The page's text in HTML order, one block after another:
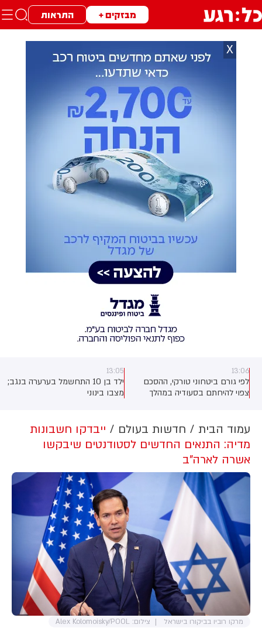
מבזקים + התראות
X
13:06
לפי גורם ביטחוני טורקי, ההסכם
צפוי להיחתם בסעודיה במהלך
ארדואן וראש ממשלת פקיסטן,
שהבז שריף
13:05
ילד בן 10 התחשמל בערערה בנגב;
מצבו בינוני
עמוד הבית חדשות בעולם
ייבדקו חשבונות
מדיה: התנאים החדשים לסטודנטים שיבקשו
אשרה לארה"ב
מרקו רוביו בביקורו בישראל צילום: Alex Kolomoisky/POOL